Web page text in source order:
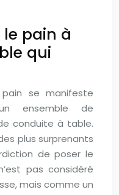
le pain à
qui
se manifeste
ensemble de
conduite à table.
plus surprenants
de poser le
pas considéré
mais comme un